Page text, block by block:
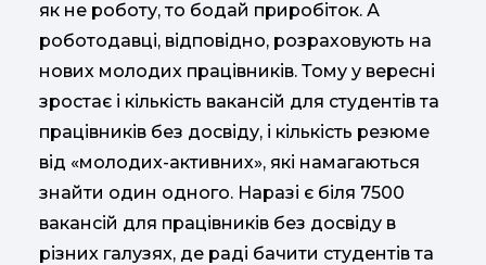
як не роботу, то бодай приробіток. А
роботодавці, відповідно, розраховують на
нових молодих працівників. Тому у вересні
зростає і кількість вакансій для студентів та
працівників без досвіду, і кількість резюме
від «молодих-активних», які намагаються
знайти один одного. Наразі є біля 7500
вакансій для працівників без досвіду в
різних галузях, де раді бачити студентів та